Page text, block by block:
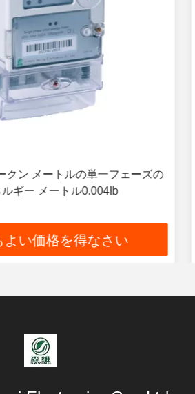
クン メートルの単一フェーズの
ギー メートル0.004Ib
よい価格を得なさい